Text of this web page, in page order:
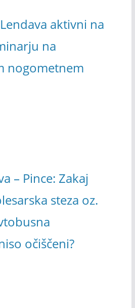
aktivni na
na
nogometnem
– Pince: Zakaj
steza oz.
očiščeni?